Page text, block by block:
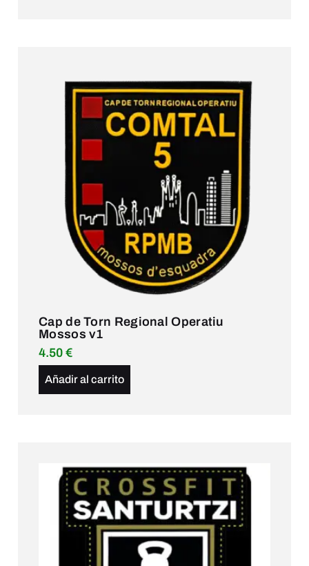
Cap de Torn Regional Operatiu
Mossos v1
4.50 €
Añadir al carrito